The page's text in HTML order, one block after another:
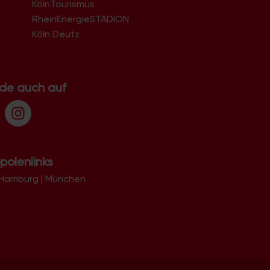
51069
51103
51107
51147
KölnTourismus
RheinEnergieSTADION
Köln Deutz
auch auf
| München